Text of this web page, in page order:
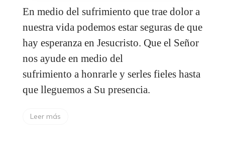
En medio del sufrimiento que trae dolor a
nuestra vida podemos estar seguras de que
hay esperanza en Jesucristo. Que el Señor
nos ayude en medio del
sufrimiento a honrarle y serles fieles hasta
que lleguemos a Su presencia.
Leer más